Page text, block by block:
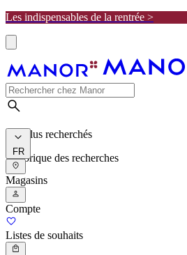
Les indispensables de la rentrée >
Les plus recherchés
Historique des recherches
FR
Magasins
Compte
Listes de souhaits